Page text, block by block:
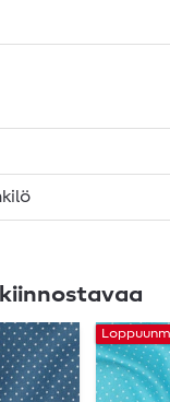
kiinnostavaa